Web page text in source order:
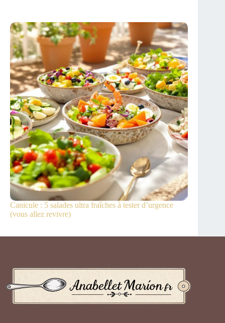
Canicule : 5 salades ultra fraîches à tester d’urgence
(vous allez revivre)